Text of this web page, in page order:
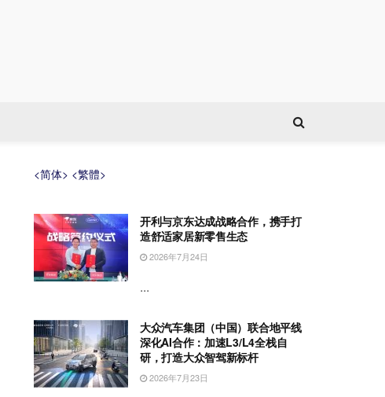
<简体> <繁體>
开利与京东达成战略合作，携手打
造舒适家居新零售生态
2026年7月24日
...
大众汽车集团（中国）联合地平线
深化AI合作：加速L3/L4全栈自
研，打造大众智驾新标杆
2026年7月23日